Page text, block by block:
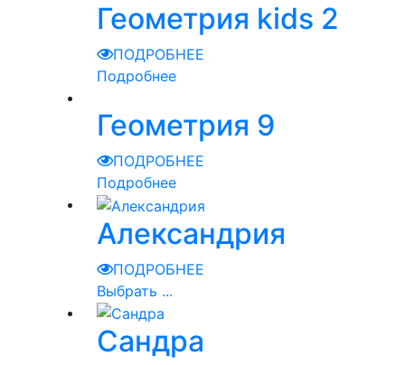
Геометрия kids 2
ПОДРОБНЕЕ
Подробнее
Геометрия 9
ПОДРОБНЕЕ
Подробнее
Александрия
ПОДРОБНЕЕ
Выбрать ...
Сандра